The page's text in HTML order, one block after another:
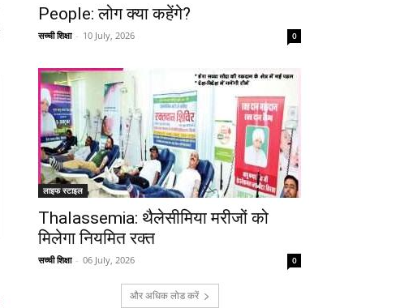
People: लोग क्या कहेंगे?
सच्ची शिक्षा - 10 July, 2026 0
लाइफ स्टाइल
Thalassemia: थैलेसीमिया मरीजों को
मिलेगा नियमित रक्त
सच्ची शिक्षा - 06 July, 2026 0
और अधिक लोड करें